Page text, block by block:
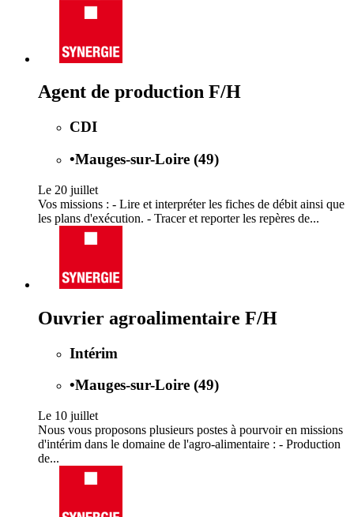
Agent de production F/H
CDI
•Mauges-sur-Loire (49)
Le 20 juillet
Vos missions : - Lire et interpréter les fiches de débit ainsi que
les plans d'exécution. - Tracer et reporter les repères de...
Ouvrier agroalimentaire F/H
Intérim
•Mauges-sur-Loire (49)
Le 10 juillet
Nous vous proposons plusieurs postes à pourvoir en missions
d'intérim dans le domaine de l'agro-alimentaire : - Production
de...